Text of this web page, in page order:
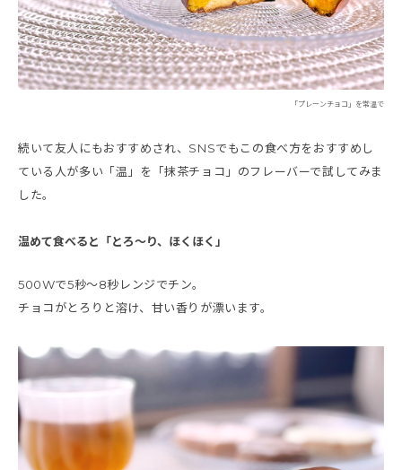
「プレーンチョコ」を常温で
続いて友人にもおすすめされ、SNSでもこの食べ方をおすすめし
ている人が多い「温」を「抹茶チョコ」のフレーバーで試してみま
した。
温めて食べると「とろ～り、ほくほく」
500Wで5秒～8秒レンジでチン。
チョコがとろりと溶け、甘い香りが漂います。